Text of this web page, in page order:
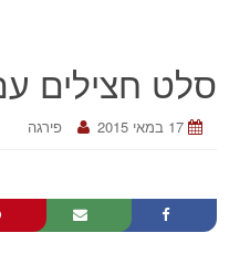
סלט חצילים
17 במאי 2015 פירגה